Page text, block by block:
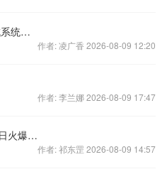
MIX玩法剖析 《魔龙传说》养成系统实景视频首发
作者: 凌广香 2026-08-09 12:20
作者: 李兰娜 2026-08-09 17:47
《金箍棒OL》“托塔天王”4月18日火爆开启
作者: 祁东罡 2026-08-09 14:57